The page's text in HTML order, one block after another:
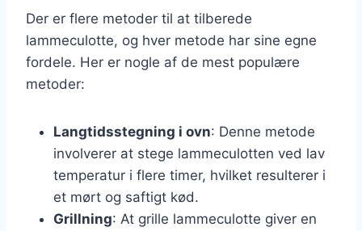
Der er flere metoder til at tilberede
lammeculotte, og hver metode har sine egne
fordele. Her er nogle af de mest populære
metoder:
Langtidsstegning i ovn: Denne metode
involverer at stege lammeculotten ved lav
temperatur i flere timer, hvilket resulterer i
et mørt og saftigt kød.
Grillning: At grille lammeculotte giver en